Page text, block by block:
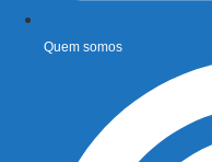
Quem somos